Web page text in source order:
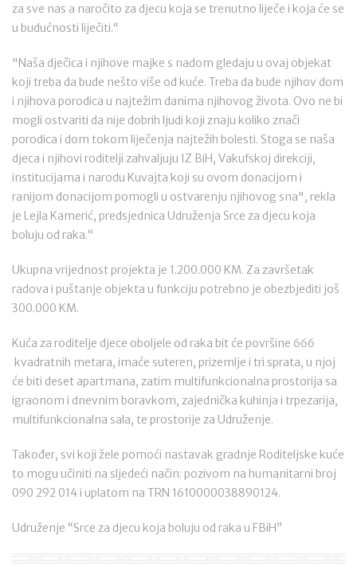
za sve nas a naročito za djecu koja se trenutno liječe i koja će se
u budućnosti liječiti.“
"Naša dječica i njihove majke s nadom gledaju u ovaj objekat
koji treba da bude nešto više od kuće. Treba da bude njihov dom
i njihova porodica u najtežim danima njihovog života. Ovo ne bi
mogli ostvariti da nije dobrih ljudi koji znaju koliko znači
porodica i dom tokom liječenja najtežih bolesti. Stoga se naša
djeca i njihovi roditelji zahvaljuju IZ BiH, Vakufskoj direkciji,
institucijama i narodu Kuvajta koji su ovom donacijom i
ranijom donacijom pomogli u ostvarenju njihovog sna", rekla
je Lejla Kamerić, predsjednica Udruženja Srce za djecu koja
boluju od raka.“
Ukupna vrijednost projekta je 1.200.000 KM. Za završetak
radova i puštanje objekta u funkciju potrebno je obezbjediti još
300.000 KM.
Kuća za roditelje djece oboljele od raka bit će površine 666
kvadratnih metara, imaće suteren, prizemlje i tri sprata, u njoj
će biti deset apartmana, zatim multifunkcionalna prostorija sa
igraonom i dnevnim boravkom, zajednička kuhinja i trpezarija,
multifunkcionalna sala, te prostorije za Udruženje.
Također, svi koji žele pomoći nastavak gradnje Roditeljske kuće
to mogu učiniti na sljedeći način: pozivom na humanitarni broj
090 292 014 i uplatom na TRN 1610000038890124.
Udruženje “Srce za djecu koja boluju od raka u FBiH”